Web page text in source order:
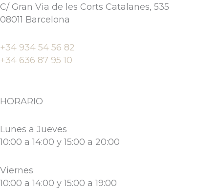
e
b
o
o
k
-
f
t
a
g
r
a
m
C/ Gran Via de les Corts Catalanes, 535
08011 Barcelona
+34 934 54 56 82
+34 636 87 95 10
HORARIO
Lunes a Jueves
10:00 a 14:00 y 15:00 a 20:00
Viernes
10:00 a 14:00 y 15:00 a 19:00